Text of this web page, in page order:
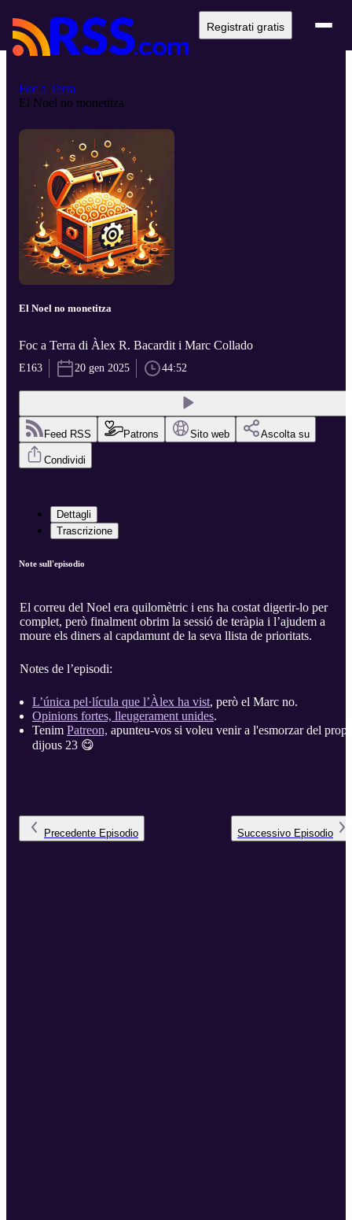
Registrati gratis
Foc a Terra
El Noel no monetitza
El Noel no monetitza
Foc a Terra di Àlex R. Bacardit i Marc Collado
E163 20 gen 2025 44:52
Feed RSS Patrons Sito web Ascolta su
Condividi
Dettagli
Trascrizione
Note sull'episodio
El correu del Noel era quilomètric i ens ha costat digerir-lo per
complet, però finalment obrim la sessió de teràpia i l’ajudem a
moure els diners al capdamunt de la seva llista de prioritats.
Notes de l’episodi:
L’única pel·lícula que l’Àlex ha vist, però el Marc no.
Opinions fortes, lleugerament unides.
Tenim Patreon, apunteu-vos si voleu venir a l'esmorzar del
dijous 23 😋
Precedente Episodio Successivo Episodio